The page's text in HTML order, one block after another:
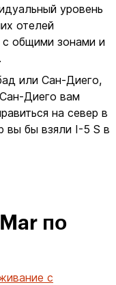
уровень
отелей
общими зонами и
или Сан-Диего,
Диего вам
на север в
вы бы взяли I-5 S в
по
с